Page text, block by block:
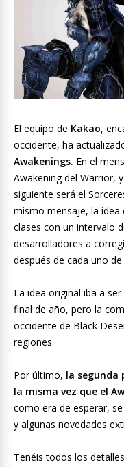
El equipo de Kakao,
occidente, ha
Awakenings. En el
Awakening del Warrior,
siguiente será el
mismo mensaje, la idea
clases con un intervalo
desarrolladores a
después de cada uno
La idea original iba a
final de año, pero la
occidente de Black
regiones.
Por último, la segunda
la misma vez que el
como era de esperar,
y algunas novedades
Tenéis todos los